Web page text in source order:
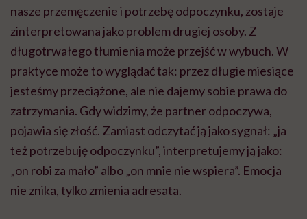
nasze przemęczenie i potrzebę odpoczynku, zostaje
zinterpretowana jako problem drugiej osoby. Z
długotrwałego tłumienia może przejść w wybuch. W
praktyce może to wyglądać tak: przez długie miesiące
jesteśmy przeciążone, ale nie dajemy sobie prawa do
zatrzymania. Gdy widzimy, że partner odpoczywa,
pojawia się złość. Zamiast odczytać ją jako sygnał: „ja
też potrzebuję odpoczynku”, interpretujemy ją jako:
„on robi za mało” albo „on mnie nie wspiera”. Emocja
nie znika, tylko zmienia adresata.